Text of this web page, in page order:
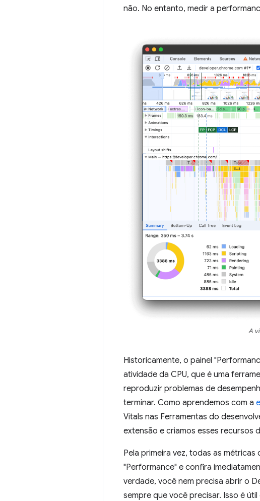
não. No entanto, medir a
A
Historicamente, o painel
atividade da CPU, que é uma
reproduzir problemas de
terminar. Como aprendemos com a
Vitals nas Ferramentas do
extensão e criamos esses recursos
Pela primeira vez, todas as
"Performance" e confira
verdade, você nem precisa abrir o
sempre que você precisar. Isso é